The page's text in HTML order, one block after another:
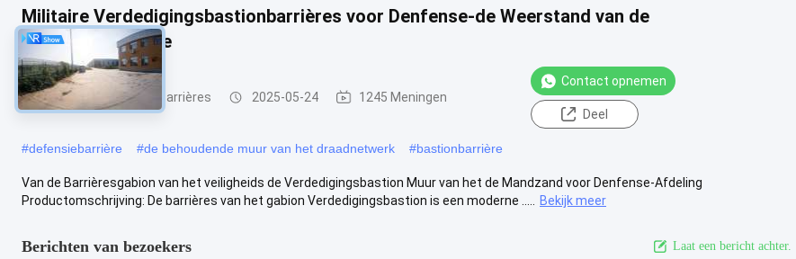
Militaire Verdedigingsbastionbarrières voor Denfense-de Weerstand van de
Afdelingscorrosie
Verdedigingsbastionbarrières 2025-05-24 1245 Meningen
Contact opnemen
Deel
#defensiebarrière #de behoudende muur van het draadnetwerk #bastionbarrière
Van de Barrièresgabion van het veiligheids de Verdedigingsbastion Muur van het de Mandzand voor Denfense-Afdeling
Productomschrijving: De barrières van het gabion Verdedigingsbastion is een moderne .....
Bekijk meer
Berichten van bezoekers Laat een bericht achter.